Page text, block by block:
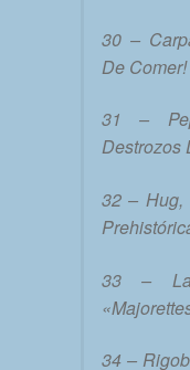
30 –
De Comer!
31 –
Destrozos
32 – Hug,
33 –
34 –